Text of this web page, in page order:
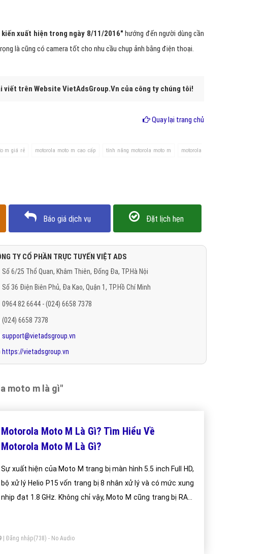
xuất hiện trong ngày 8/11/2016" hướng đến người dùng cần
là cũng có camera tốt cho nhu cầu chụp ảnh bằng điện thoại.
viết trên Website VietAdsGroup.Vn của công ty chúng tôi!
Quay lại trang chủ
m giá rẻ motorola moto m cao cấp tính năng motorola moto m motorola
Báo giá dịch vụ Đặt lịch hẹn
TY CỔ PHẦN TRỰC TUYẾN VIỆT ADS
Số 6/25 Thổ Quan, Khâm Thiên, Đống Đa, TP.Hà Nội
Số 36 Điện Biên Phủ, Đa Kao, Quận 1, TP.Hồ Chí Minh
0964 82 6644 - (024) 6658 7378
(024) 6658 7378
support@vietadsgroup.vn
https://vietadsgroup.vn
moto m là gì"
Motorola Moto M Là Gì? Tìm Hiểu Về
Motorola Moto M Là Gì?
Sự xuất hiện của Moto M trang bị màn hình 5.5 inch Full HD,
bộ xử lý Helio P15 vốn trang bị 8 nhân xử lý và có mức xung
nhịp đạt 1.8 GHz. Không chỉ vậy, Moto M cũng trang bị RAM
Đăng nhập(738) - No Audio